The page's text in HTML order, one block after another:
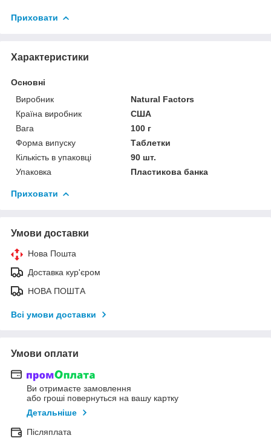
Приховати
Характеристики
Основні
Виробник
Natural Factors
Країна виробник
США
Вага
100 г
Форма випуску
Таблетки
Кількість в упаковці
90 шт.
Упаковка
Пластикова банка
Приховати
Умови доставки
Нова Пошта
Доставка кур'єром
НОВА ПОШТА
Всі умови доставки
Умови оплати
Ви отримаєте замовлення
або гроші повернуться на вашу картку
Детальніше
Післяплата